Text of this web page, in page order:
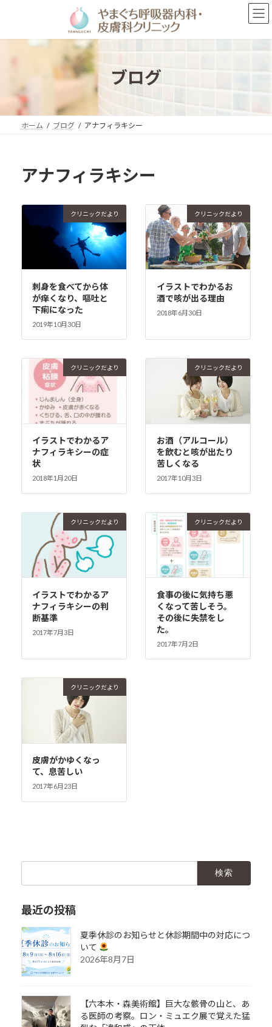
ン
プ
ー
動
ブログ
ホーム ブログ アナフィラキシー
アナフィラキシー
クリニックだより
刺身を食べてから体
が痒くなり、嘔吐と
下痢になった
2019年10月30日
クリニックだより
イラストでわかるお
酒で咳が出る理由
2018年6月30日
クリニックだより
イラストでわかるア
ナフィラキシーの症
状
2018年1月20日
クリニックだより
お酒（アルコール）
を飲むと咳が出たり
苦しくなる
2017年10月3日
クリニックだより
イラストでわかるア
ナフィラキシーの判
断基準
2017年7月3日
クリニックだより
食事の後に気持ち悪
くなって苦しそう。
その後に失禁をし
た。
2017年7月2日
クリニックだより
皮膚がかゆくなっ
て、息苦しい
2017年6月23日
最近の投稿
夏季休診のお知らせと休診期間中の対応につ
いて
2026年8月7日
【六本木・森美術館】巨大な骸骨の山と、あ
る医師の考察。ロン・ミュエク展で覚えた猛